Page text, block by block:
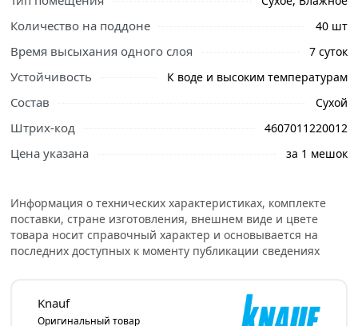
Ознакомьтесь с подробными характеристиками,
описанием и отзывами о товаре, чтобы сделать
профессиональные менеджеры обработают заказ и
свяжутся с Вами для согласования условий доставки
или самовывоза.
гипса с полимерными добавками, обеспечивающими
повышенную адгезию и легкость выполнения работы.
Рекомендуется для гладких бетонных потолочных и
стеновых поверхностей. Штукатурка подходит для
обеспечивающим защиту от увлажнения.
Количество на поддоне 40 шт
Время высыхания одного слоя 7 суток
Устойчивость К воде и высоким температурам
Состав Сухой
Штрих-код 4607011220012
Цена указана за 1 мешок
Информация о технических характеристиках, комплекте
поставки, стране изготовления, внешнем виде и цвете
товара носит справочный характер и основывается на
последних доступных к моменту публикации сведениях
Knauf
Оригинальный товар